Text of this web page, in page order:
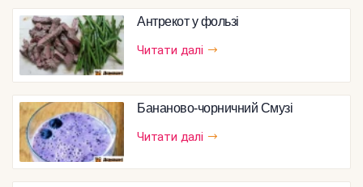
Антрекот у фользі
Читати далі
Бананово-чорничний Смузі
Читати далі